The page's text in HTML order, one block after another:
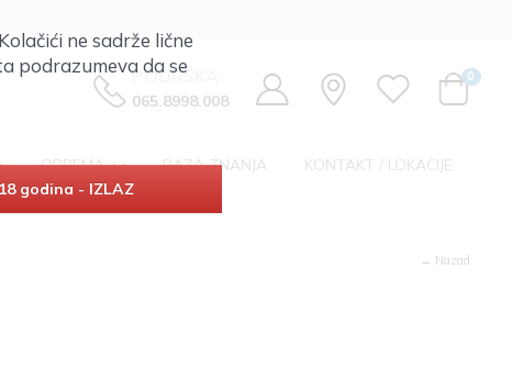
PODRŠKA
065.8998.008
0
OPREMA BAZA ZNANJA KONTAKT / LOKACIJE
← Nazad
ne sadrže lične
podrazumeva da se
godina - IZLAZ